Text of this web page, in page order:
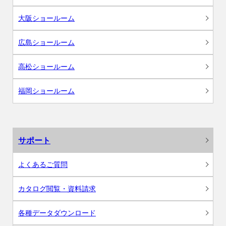
大阪ショールーム
広島ショールーム
高松ショールーム
福岡ショールーム
サポート
よくあるご質問
カタログ閲覧・資料請求
各種データダウンロード